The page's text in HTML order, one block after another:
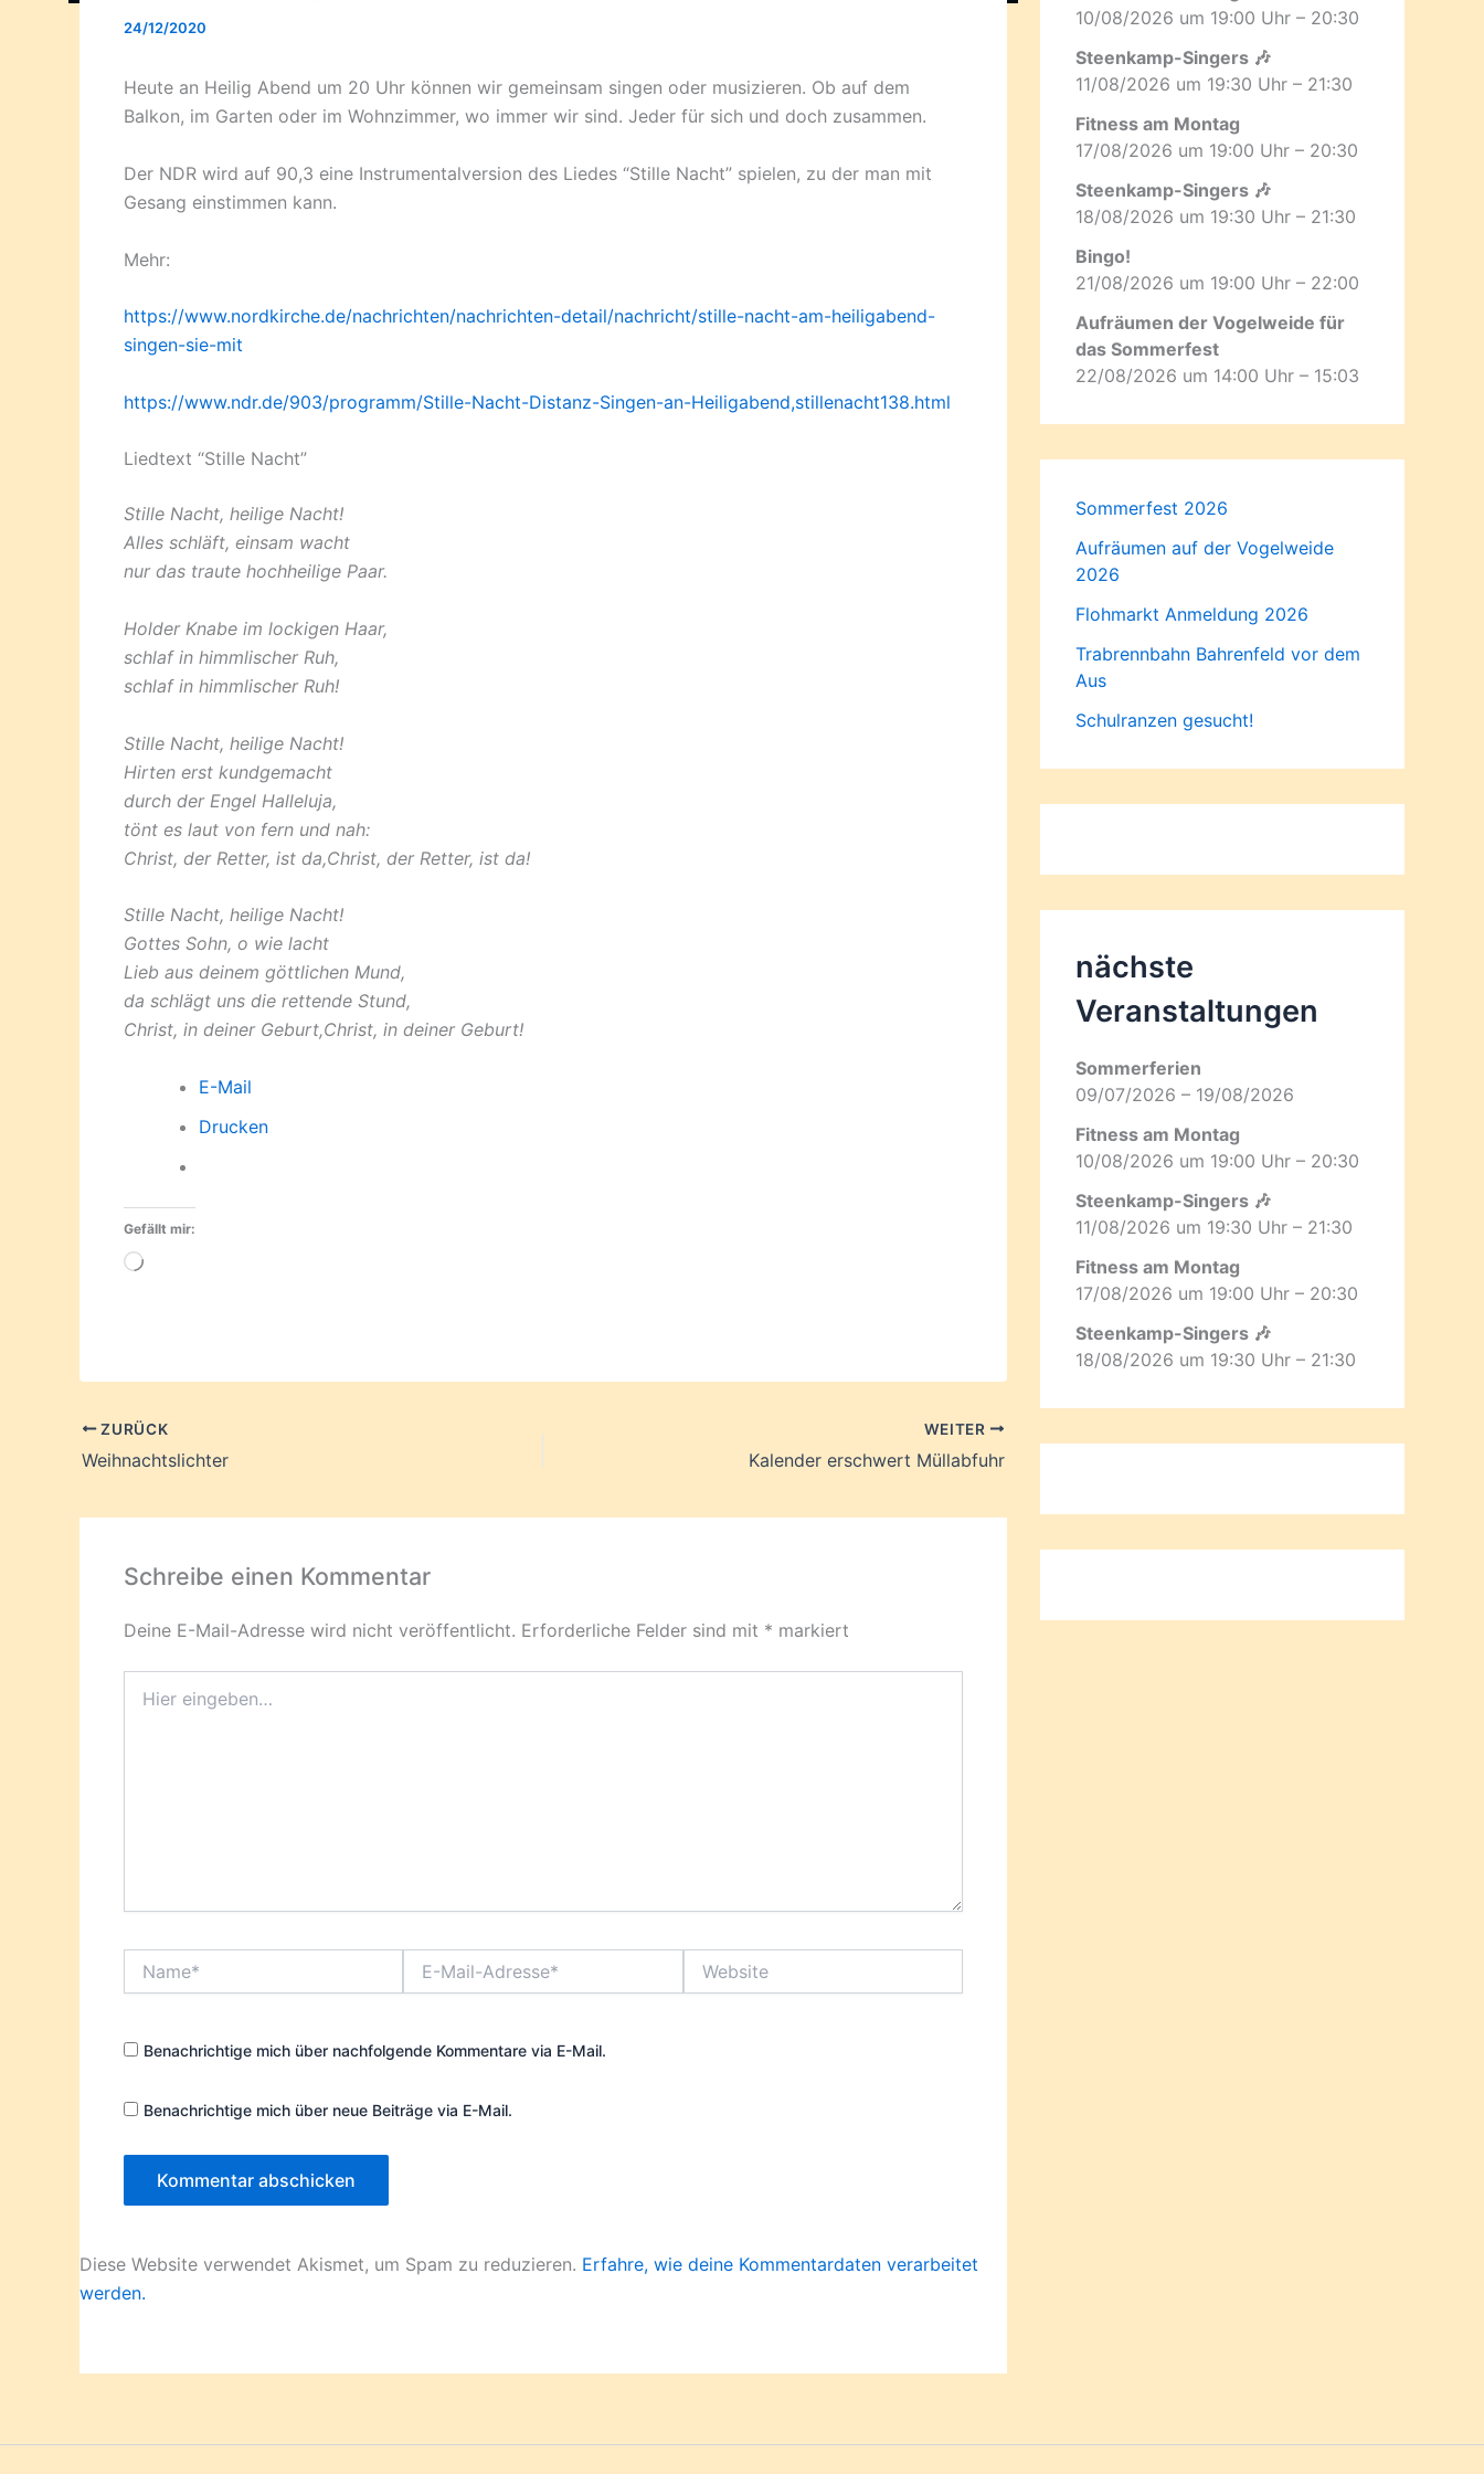
24/12/2020
Heute an Heilig Abend um 20 Uhr können wir gemeinsam singen oder musizieren. Ob auf dem
Balkon, im Garten oder im Wohnzimmer, wo immer wir sind. Jeder für sich und doch zusammen.
Der NDR wird auf 90,3 eine Instrumentalversion des Liedes “Stille Nacht” spielen, zu der man mit
Gesang einstimmen kann.
Mehr:
https://www.nordkirche.de/nachrichten/nachrichten-detail/nachricht/stille-nacht-am-heiligabend-
singen-sie-mit
https://www.ndr.de/903/programm/Stille-Nacht-Distanz-Singen-an-Heiligabend,stillenacht138.html
Liedtext “Stille Nacht”
Stille Nacht, heilige Nacht!
Alles schläft, einsam wacht
nur das traute hochheilige Paar.
Holder Knabe im lockigen Haar,
schlaf in himmlischer Ruh,
schlaf in himmlischer Ruh!
Stille Nacht, heilige Nacht!
Hirten erst kundgemacht
durch der Engel Halleluja,
tönt es laut von fern und nah:
Christ, der Retter, ist da,Christ, der Retter, ist da!
Stille Nacht, heilige Nacht!
Gottes Sohn, o wie lacht
Lieb aus deinem göttlichen Mund,
da schlägt uns die rettende Stund,
Christ, in deiner Geburt,Christ, in deiner Geburt!
E-Mail
Drucken
Gefällt mir:
Wird
ZURÜCK
Weihnachtslichter
WEITER
Kalender erschwert Müllabfuhr
Schreibe einen Kommentar
Deine E-Mail-Adresse wird nicht veröffentlicht. Erforderliche Felder sind mit * markiert
eingeben…
Mail-
Benachrichtige mich über nachfolgende Kommentare via E-Mail.
Benachrichtige mich über neue Beiträge via E-Mail.
Diese Website verwendet Akismet, um Spam zu reduzieren. Erfahre, wie deine Kommentardaten verarbeitet
werden.
10/08/2026 um 19:00 Uhr – 20:30
Steenkamp-Singers 🎶
11/08/2026 um 19:30 Uhr – 21:30
Fitness am Montag
17/08/2026 um 19:00 Uhr – 20:30
Steenkamp-Singers 🎶
18/08/2026 um 19:30 Uhr – 21:30
Bingo!
21/08/2026 um 19:00 Uhr – 22:00
Aufräumen der Vogelweide für
das Sommerfest
22/08/2026 um 14:00 Uhr – 15:03
Sommerfest 2026
Aufräumen auf der Vogelweide
2026
Flohmarkt Anmeldung 2026
Trabrennbahn Bahrenfeld vor dem
Aus
Schulranzen gesucht!
nächste
Veranstaltungen
Sommerferien
09/07/2026 – 19/08/2026
Fitness am Montag
10/08/2026 um 19:00 Uhr – 20:30
Steenkamp-Singers 🎶
11/08/2026 um 19:30 Uhr – 21:30
Fitness am Montag
17/08/2026 um 19:00 Uhr – 20:30
Steenkamp-Singers 🎶
18/08/2026 um 19:30 Uhr – 21:30